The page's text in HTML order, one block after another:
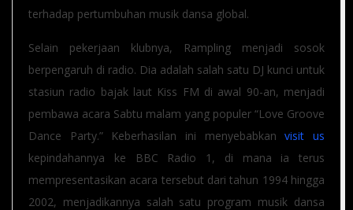
terhadap pertumbuhan musik dansa global.
Selain pekerjaan klubnya, Rampling menjadi sosok
berpengaruh di radio. Dia adalah salah satu DJ kunci untuk
stasiun radio bajak laut Kiss FM di awal 90-an, menjadi
pembawa acara Sabtu malam yang populer “Love Groove
Dance Party.” Keberhasilan ini menyebabkanvisit us
kepindahannya ke BBC Radio 1, di mana ia terus
mempresentasikan acara tersebut dari tahun 1994 hingga
2002, menjadikannya salah satu program musik dansa